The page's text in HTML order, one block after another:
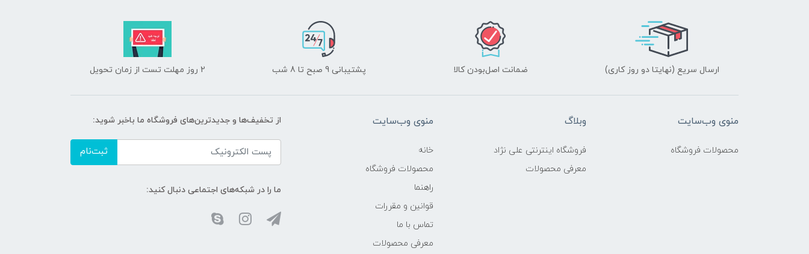
ارسال سریع (نهایتا دو روز کاری) ضمانت اصل‌بودن کالا پشتیبانی 9 صبح تا 8 شب 2 روز مهلت تست از زمان تحویل
منوی وب‌سایت
محصولات فروشگاه
وبلاگ
فروشگاه اینترنتی علی نژاد
معرفی محصولات
منوی وب‌سایت
خانه
محصولات فروشگاه
راهنما
قوانین و مقررات
تماس با ما
معرفی محصولات
از تخفیف‌ها و جدیدترین‌های فروشگاه ما باخبر شوید:
ثبت‌نام
ما را در شبکه‌های اجتماعی دنبال کنید: